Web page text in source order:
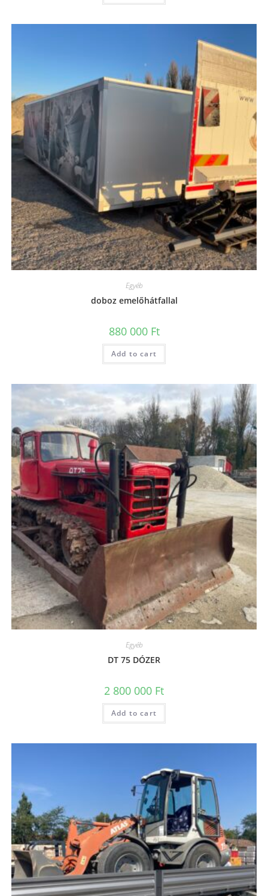
Egyéb
doboz emelőhátfallal
880 000 Ft
Add to cart
Egyéb
DT 75 DÓZER
2 800 000 Ft
Add to cart